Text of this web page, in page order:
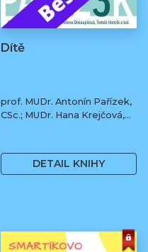
Dítě
prof. MUDr. Antonín Pařízek,
CSc.; MUDr. Hana Krejčová,
Tomáš Honzík, Ph.D. a kol.
DETAIL KNIHY